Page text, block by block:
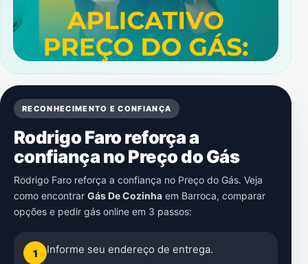
RECONHECIMENTO E CONFIANÇA
Rodrigo Faro reforça a
confiança no Preço do Gás
Rodrigo Faro reforça a confiança no Preço do Gás. Veja
como encontrar Gás De Cozinha em Barroca, comparar
opções e pedir gás online em 3 passos:
1 Informe seu endereço de entrega.